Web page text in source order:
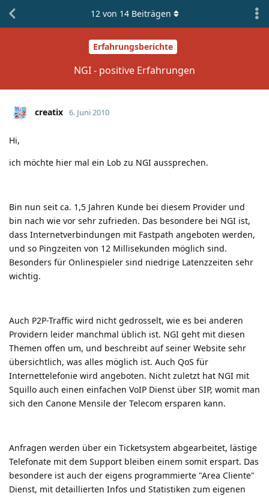
Erfahrungsberichte
NGI - positive Erfahrungen
12von 14Beiträgen
creatix 6. Juni 2010
Hi,
ich möchte hier mal ein Lob zu NGI aussprechen.
Bin nun seit ca. 1,5 Jahren Kunde bei diesem Provider und
bin nach wie vor sehr zufrieden. Das besondere bei NGI ist,
dass Internetverbindungen mit Fastpath angeboten werden,
und so Pingzeiten von 12 Millisekunden möglich sind.
Besonders für Onlinespieler sind niedrige Latenzzeiten sehr
wichtig.
Auch P2P-Traffic wird nicht gedrosselt, wie es bei anderen
Providern leider manchmal üblich ist. NGI geht mit diesen
Themen offen um, und beschreibt auf seiner Website sehr
übersichtlich, was alles möglich ist. Auch QoS für
Internettelefonie wird angeboten. Nicht zuletzt hat NGI mit
Squillo auch einen einfachen VoIP Dienst über SIP, womit man
sich den Canone Mensile der Telecom ersparen kann.
Anfragen werden über ein Ticketsystem abgearbeitet, lästige
Telefonate mit dem Support bleiben einem somit erspart. Das
besondere ist auch der eigens programmierte "Area Cliente"
Dienst, mit detaillierten Infos und Statistiken zum eigenen